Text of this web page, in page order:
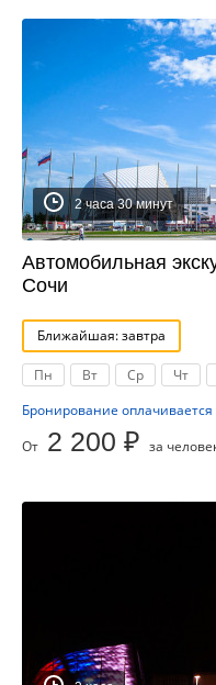
2 часа 30 минут
Автомобильная
Сочи
Ближайшая: завтра
Пн Вт Ср Чт
Бронирование оплачивается
От 2 200 ₽ за